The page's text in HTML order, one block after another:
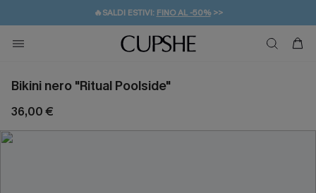
🔥SALDI ESTIVI: FINO AL -50%>>
🚚SPEDIZIONE GRATUITA DA 49€
💌REGALO PER I NUOVI: 20% DI SCONTO*
Bikini nero "Ritual Poolside"
36,00 €